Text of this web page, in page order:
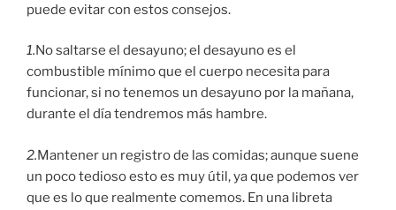
puede evitar con estos consejos.
1.No saltarse el desayuno; el desayuno es el
combustible mínimo que el cuerpo necesita para
funcionar, si no tenemos un desayuno por la mañana,
durante el día tendremos más hambre.
2.Mantener un registro de las comidas; aunque suene
un poco tedioso esto es muy útil, ya que podemos ver
que es lo que realmente comemos. En una libreta